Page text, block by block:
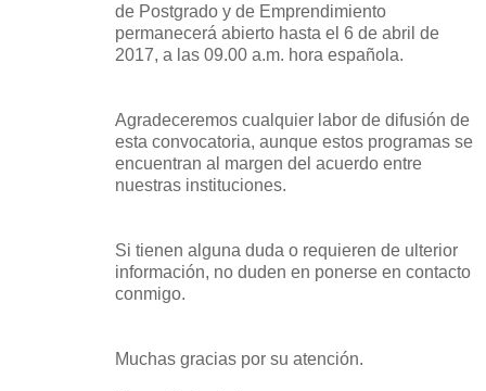
de Postgrado y de Emprendimiento
permanecerá abierto hasta el 6 de abril de
2017, a las 09.00 a.m. hora española.
Agradeceremos cualquier labor de difusión de
esta convocatoria, aunque estos programas se
encuentran al margen del acuerdo entre
nuestras instituciones.
Si tienen alguna duda o requieren de ulterior
información, no duden en ponerse en contacto
conmigo.
Muchas gracias por su atención.